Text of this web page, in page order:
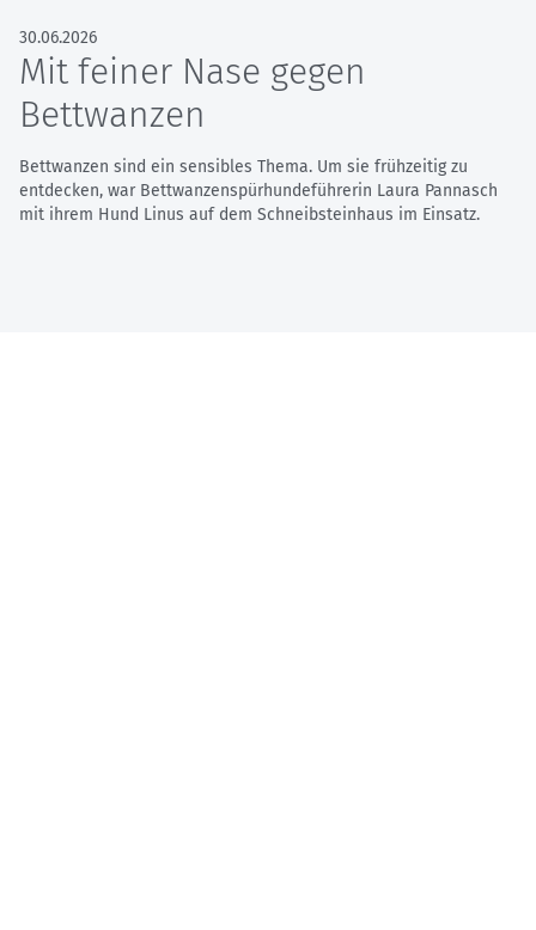
30.06.2026
Mit feiner Nase gegen
Bettwanzen
Bettwanzen sind ein sensibles Thema. Um sie frühzeitig zu
entdecken, war Bettwanzenspürhundeführerin Laura Pannasch
mit ihrem Hund Linus auf dem Schneibsteinhaus im Einsatz.